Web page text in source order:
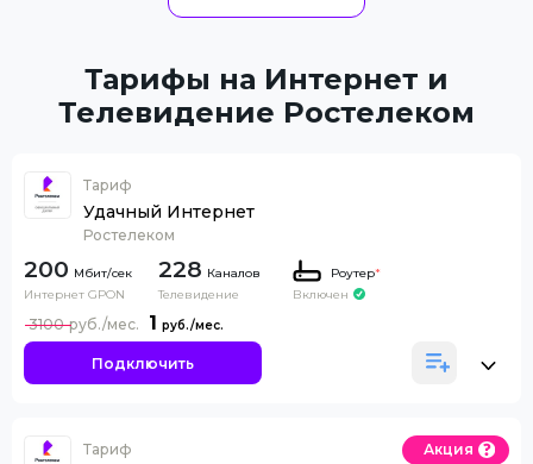
Тарифы на Интернет и
Телевидение Ростелеком
Тариф
Удачный Интернет
Ростелеком
200
Интернет GPON
228 Каналов
Телевидение
Роутер*
Включен
1
3100
Подключить
Тариф Акция